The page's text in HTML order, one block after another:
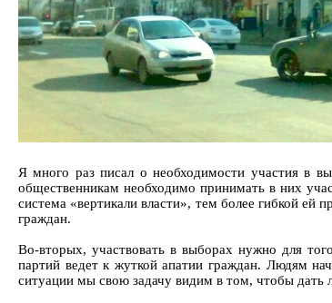
Я много раз писал о необходимости участия в
общественникам необходимо принимать в них
система «вертикали власти», тем более гибкой ей
граждан.
Во-вторых, участвовать в выборах нужно для
партий ведет к жуткой апатии граждан. Людям
ситуации мы свою задачу видим в том, чтобы дать